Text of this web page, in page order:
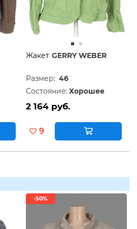
Жакет GERRY WEBER
Размер: 46
Состояние: Хорошее
2 164 руб.
9
-50%